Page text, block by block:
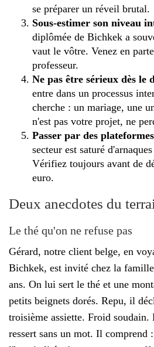
se préparer un réveil brutal.
Sous-estimer son niveau
diplômée de Bichkek a
vaut le vôtre. Venez en
professeur.
Ne pas être sérieux dès le
entre dans un processus
cherche : un mariage, une
n'est pas votre projet, ne
Passer par des
secteur est saturé
Vérifiez toujours avant de
euro.
Deux anecdotes du
Le thé qu'on ne refuse pas
Gérard, notre client belge, en
Bichkek, est invité chez la
ans. On lui sert le thé et une
petits beignets dorés. Repu, il
troisième assiette. Froid soudain.
ressert sans un mot. Il comprend